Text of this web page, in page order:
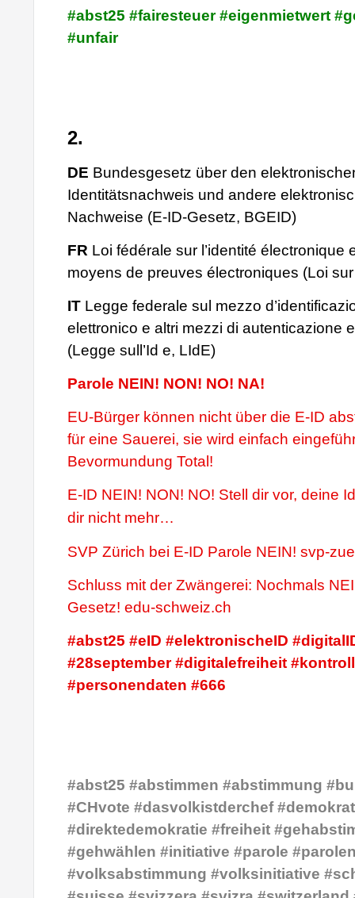
#abst25 #fairesteuer #eigenmietwert
#unfair
2.
DE Bundesgesetz über den
Identitätsnachweis und andere
Nachweise (E-ID-Gesetz, BGEID)
FR Loi fédérale sur l’identité électronique
moyens de preuves électroniques (Loi sur
IT Legge federale sul mezzo
elettronico e altri mezzi di autenticazione
(Legge sull’Id e, LIdE)
Parole NEIN! NON! NO! NA!
EU-Bürger können nicht über die E-ID
für eine Sauerei, sie wird einfach
Bevormundung Total!
E-ID NEIN! NON! NO! Stell dir vor, deine
dir nicht mehr…
SVP Zürich bei E-ID Parole NEIN! svp-
Schluss mit der Zwängerei: Nochmals
Gesetz! edu-schweiz.ch
#abst25 #eID #elektronischeID
#28september #digitalefreiheit
#personendaten #666
#abst25 #abstimmen #abstimmung
#CHvote #dasvolkistderchef
#direktedemokratie #freiheit
#gehwählen #initiative #parole
#volksabstimmung #volksinitiative